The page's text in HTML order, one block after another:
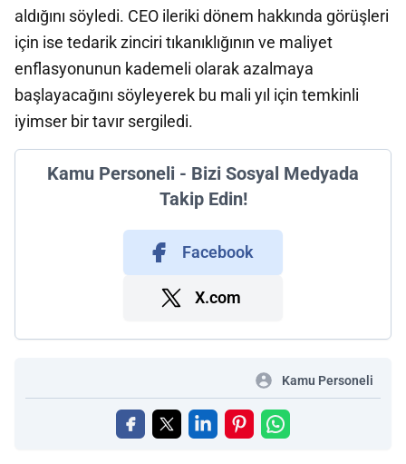
aldığını söyledi. CEO ileriki dönem hakkında görüşleri
için ise tedarik zinciri tıkanıklığının ve maliyet
enflasyonunun kademeli olarak azalmaya
başlayacağını söyleyerek bu mali yıl için temkinli
iyimser bir tavır sergiledi.
Kamu Personeli - Bizi Sosyal Medyada
Takip Edin!
Facebook
X.com
Kamu Personeli